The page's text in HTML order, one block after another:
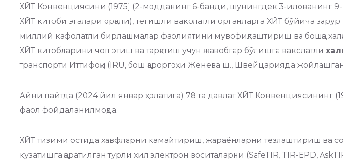
ХЙТ Конвенциясини (1975) (2-модданинг 6-банди, шунингдек 3-илованинг
ХЙТ китоби эгалари орқали), тегишли ваколатли органларга ХЙТ бўйича
миллий кафолатли бирлашмалар фаолиятини мувофиқлаштириш ва бошқа
ХЙТ китобларини чоп этиш ва тарқатиш учун жавобгар бўлишга ваколатли
транспорти Иттифоқи (IRU, бош қароргоҳи Женева ш., Швейцарияда
Айни пайтда (2024 йил январ ҳолатига) 78 та давлат ХЙТ Конвенциясининг
фаол фойдаланилмоқда.
ХЙТ тизими остида хавфларни камайтириш, жараёнларни тезлаштириш ва
кузатишга қаратилган турли хил электрон воситаларни (SafeTIR, TIR-EPD,